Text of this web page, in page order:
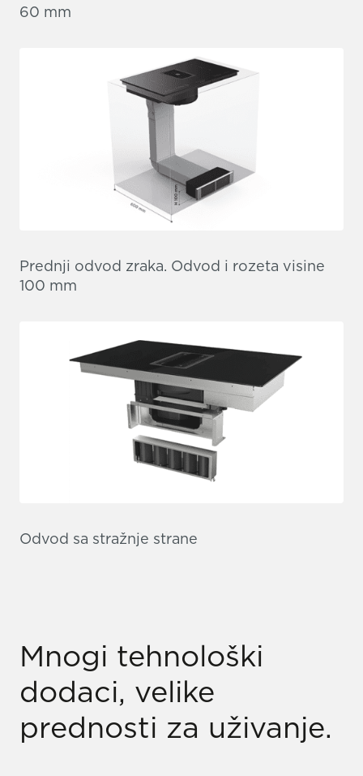
60 mm
Prednji odvod zraka. Odvod i rozeta visine
100 mm
Odvod sa stražnje strane
Mnogi tehnološki
dodaci, velike
prednosti za uživanje.